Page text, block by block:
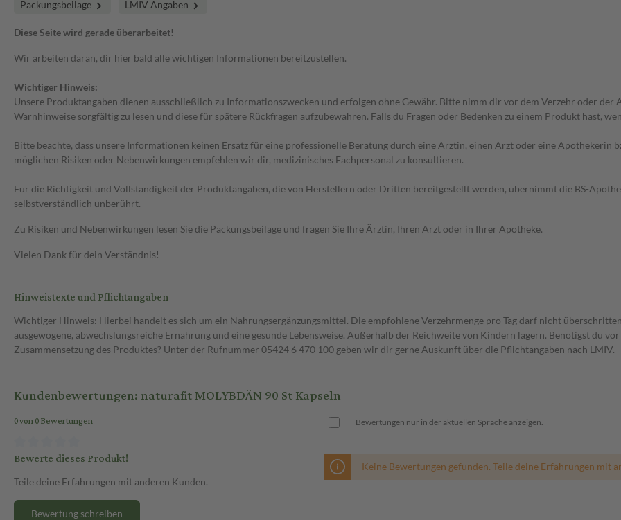
Packungsbeilage LMIV Angaben
Diese Seite wird gerade überarbeitet!
Wir arbeiten daran, dir hier bald alle wichtigen Informationen bereitzustellen.
Wichtiger Hinweis:
Unsere Produktangaben dienen ausschließlich zu Informationszwecken und erfolgen ohne Gewähr. Bitte nimm dir vor dem Verzehr oder
Warnhinweise sorgfältig zu lesen und diese für spätere Rückfragen aufzubewahren. Falls du Fragen oder Bedenken zu einem Produkt hast,
Bitte beachte, dass unsere Informationen keinen Ersatz für eine professionelle Beratung durch eine Ärztin, einen Arzt oder eine Apothekerin
möglichen Risiken oder Nebenwirkungen empfehlen wir dir, medizinisches Fachpersonal zu konsultieren.
Für die Richtigkeit und Vollständigkeit der Produktangaben, die von Herstellern oder Dritten bereitgestellt werden, übernimmt die BS-
selbstverständlich unberührt.
Zu Risiken und Nebenwirkungen lesen Sie die Packungsbeilage und fragen Sie Ihre Ärztin, Ihren Arzt oder in Ihrer Apotheke.
Vielen Dank für dein Verständnis!
Hinweistexte und Pflichtangaben
Wichtiger Hinweis: Hierbei handelt es sich um ein Nahrungsergänzungsmittel. Die empfohlene Verzehrmenge pro Tag darf nicht
ausgewogene, abwechslungsreiche Ernährung und eine gesunde Lebensweise. Außerhalb der Reichweite von Kindern lagern. Benötigst du
Zusammensetzung des Produktes? Unter der Rufnummer 05424 6 470 100 geben wir dir gerne Auskunft über die Pflichtangaben nach LMIV.
Kundenbewertungen: naturafit MOLYBDÄN 90 St Kapseln
0 von 0 Bewertungen
Bewerte dieses Produkt!
Teile deine Erfahrungen mit anderen Kunden.
Bewertung schreiben
Bewertungen nur in der aktuellen Sprache anzeigen.
Keine Bewertungen gefunden. Teile deine Erfahrungen mit